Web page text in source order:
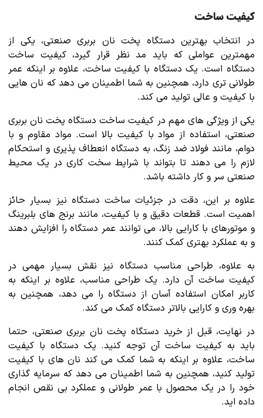
کیفیت ساخت
در انتخاب بهترین دستگاه پخت نان بربری صنعتی، یکی از
مهمترین عواملی که باید مد نظر قرار گیرد، کیفیت ساخت
دستگاه است. یک دستگاه با کیفیت ساخت، علاوه بر اینکه عمر
طولانی تری دارد، همچنین به شما اطمینان می دهد که نان هایی
با کیفیت و عالی تولید می کند.
یکی از ویژگی های مهم در کیفیت ساخت دستگاه پخت نان بربری
صنعتی، استفاده از مواد با کیفیت بالا است. مواد مقاوم و با
دوام، مانند فولاد ضد زنگ، به دستگاه انعطاف پذیری و استحکام
لازم را می دهند تا بتواند با شرایط سخت کاری در یک محیط
صنعتی سر و کار داشته باشد.
علاوه بر این، دقت در جزئیات ساخت دستگاه نیز بسیار حائز
اهمیت است. قطعات دقیق و با کیفیت، مانند برنج های بلبرینگ
و موتورهای با کارایی بالا، می توانند عمر دستگاه را افزایش دهند
و به عملکرد بهتری کمک کنند.
به علاوه، طراحی مناسب دستگاه نیز نقش بسیار مهمی در
کیفیت ساخت آن دارد. یک طراحی مناسب، علاوه بر اینکه به
کاربر امکان استفاده آسان از دستگاه را می دهد، همچنین به
بهره وری و کارایی بالاتر دستگاه کمک می کند.
در نهایت، قبل از خرید دستگاه پخت نان بربری صنعتی، حتما
باید به کیفیت ساخت آن توجه کنید. یک دستگاه با کیفیت
ساخت، علاوه بر اینکه به شما کمک می کند نان های با کیفیت
تولید کنید، همچنین به شما اطمینان می دهد که سرمایه گذاری
خود را در یک محصول با عمر طولانی و عملکرد بی نقص انجام
داده اید.